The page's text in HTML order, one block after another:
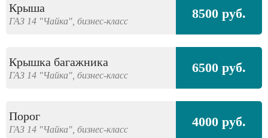
Крыша
ГАЗ 14 "Чайка", бизнес-класс 8500 руб.
Крышка багажника
ГАЗ 14 "Чайка", бизнес-класс 6500 руб.
Порог
ГАЗ 14 "Чайка", бизнес-класс 4000 руб.